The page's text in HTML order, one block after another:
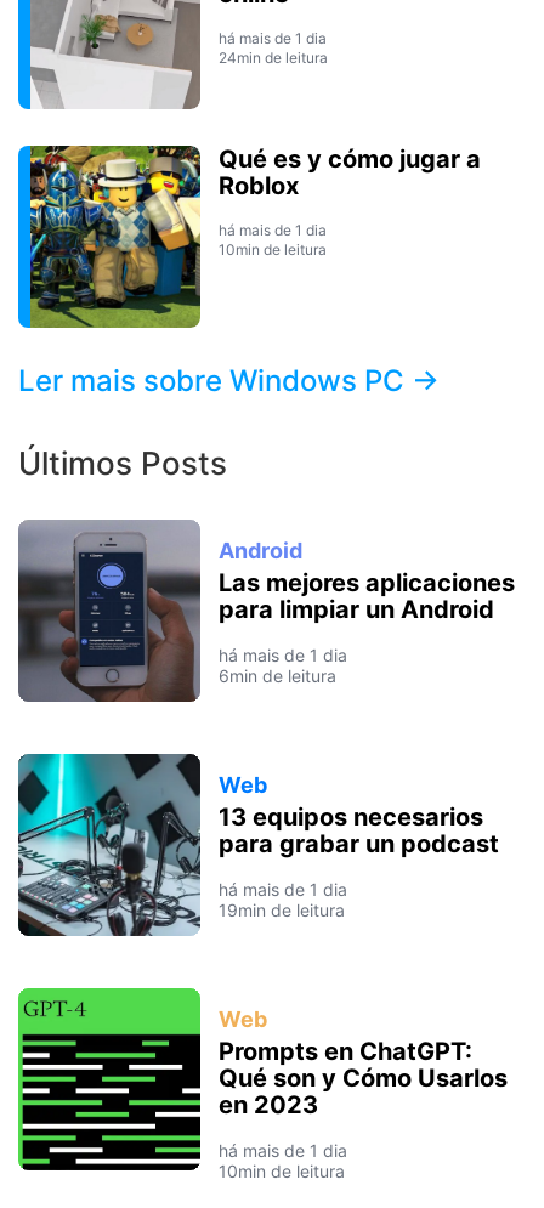
há mais de 1 dia
24min de leitura
Qué es y cómo jugar a
Roblox
há mais de 1 dia
10min de leitura
Ler mais sobre Windows PC →
Últimos Posts
Android
Las mejores aplicaciones
para limpiar un Android
há mais de 1 dia
6min de leitura
Web
13 equipos necesarios
para grabar un podcast
há mais de 1 dia
19min de leitura
Web
Prompts en ChatGPT:
Qué son y Cómo Usarlos
en 2023
há mais de 1 dia
10min de leitura